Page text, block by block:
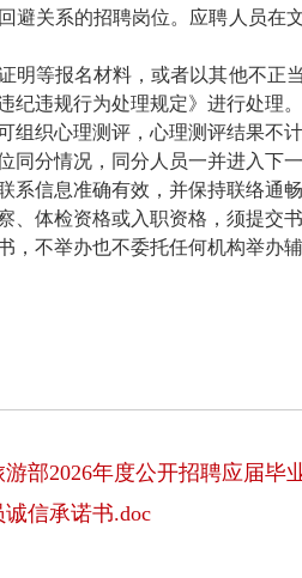
避关系的招聘岗位。应聘人员
明等报名材料，或者以其他不
纪违规行为处理规定》进行处理。
组织心理测评，心理测评结果不
同分情况，同分人员一并进入下一
系信息准确有效，并保持联络通
、体检资格或入职资格，须提交书
，不举办也不委托任何机构举办辅
游部2026年度公开招聘应届毕
信承诺书.doc